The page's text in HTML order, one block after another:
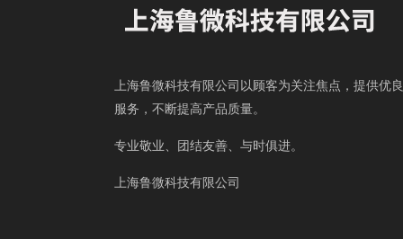
上海鲁微科技有限公司以顾客为关注焦点，提供优
服务，不断提高产品质量。
专业敬业、团结友善、与时俱进。
上海鲁微科技有限公司